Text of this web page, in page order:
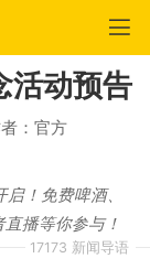
活动预告
：官方
17173 新闻导语
！免费啤酒、
播等你参与！